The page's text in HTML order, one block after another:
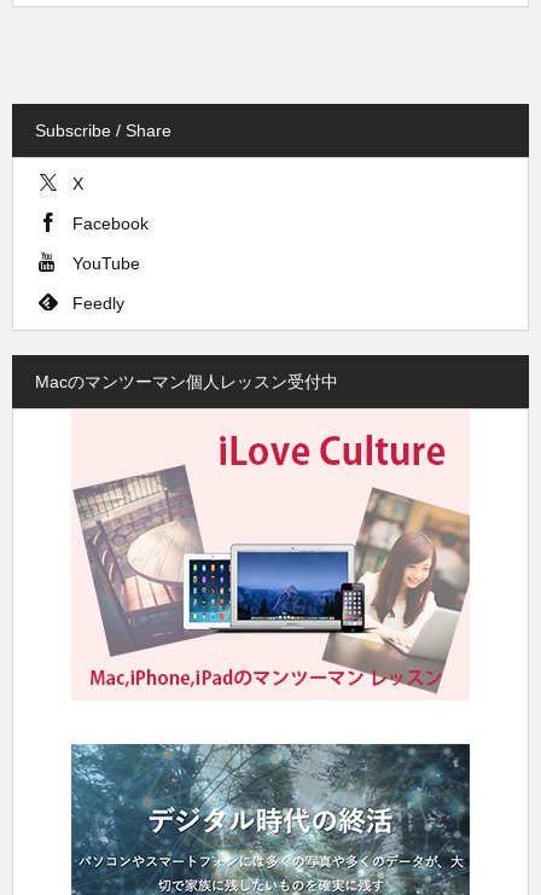
Subscribe / Share
X
Facebook
YouTube
Feedly
Macのマンツーマン個人レッスン受付中